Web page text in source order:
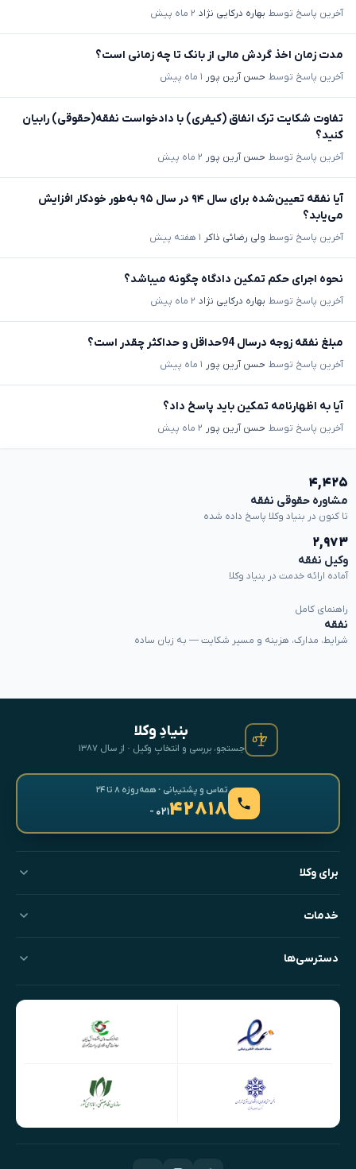
آخرین پاسخ توسط بهاره درکایی نژاد ۲ ماه پیش
مدت زمان اخذ گردش مالی از بانک تا چه زمانی است؟
آخرین پاسخ توسط حسن آرین پور ۱ ماه پیش
تفاوت شکایت ترک انفاق (کیفری) با دادخواست نفقه(حقوقی) رابیان
کنید؟
آخرین پاسخ توسط حسن آرین پور ۲ ماه پیش
آیا نفقه تعیین‌شده برای سال ۹۴ در سال ۹۵ به‌طور خودکار افزایش
می‌یابد؟
آخرین پاسخ توسط ولی رضائی ذاکر ۱ هفته پیش
نحوه اجرای حکم تمکین دادگاه چگونه میباشد؟
آخرین پاسخ توسط بهاره درکایی نژاد ۲ ماه پیش
مبلغ نفقه زوجه درسال 94حداقل و حداکثر چقدر است؟
آخرین پاسخ توسط حسن آرین پور ۱ ماه پیش
آیا به اظهارنامه تمکین باید پاسخ داد؟
آخرین پاسخ توسط حسن آرین پور ۲ ماه پیش
۴,۴۲۵
مشاوره حقوقی نفقه
تا کنون در بنیاد وکلا پاسخ داده شده
۲,۹۷۳
وکیل نفقه
آماده ارائه خدمت در بنیاد وکلا
راهنمای کامل
نفقه
شرایط، مدارک، هزینه و مسیر شکایت — به زبان ساده
بنیادِ وکلا
جستجو، بررسی و انتخابِ وکیل · از سال ۱۳۸۷
تماس و پشتیبانی · همه‌روزه ۸ تا ۲۴
۴۲۸۱۸- ۰۲۱
برای وکلا
خدمات
دسترسی‌ها